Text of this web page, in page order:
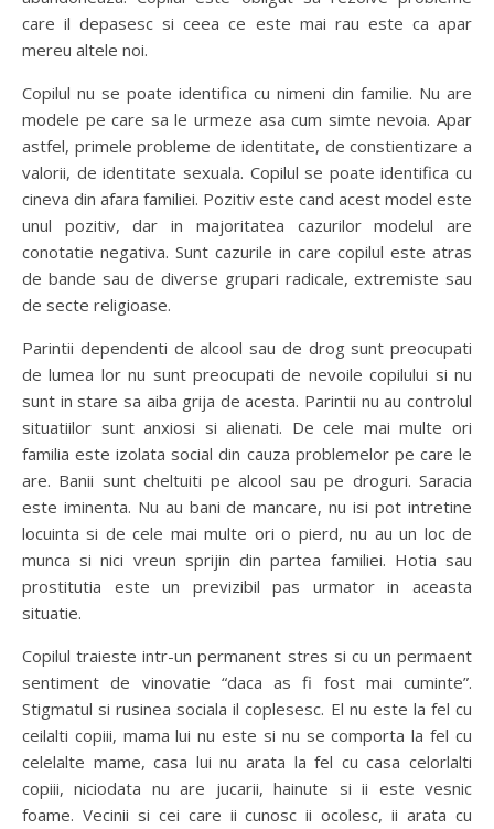
care il depasesc si ceea ce este mai rau este ca apar
mereu altele noi.
Copilul nu se poate identifica cu nimeni din familie. Nu are
modele pe care sa le urmeze asa cum simte nevoia. Apar
astfel, primele probleme de identitate, de constientizare a
valorii, de identitate sexuala. Copilul se poate identifica cu
cineva din afara familiei. Pozitiv este cand acest model este
unul pozitiv, dar in majoritatea cazurilor modelul are
conotatie negativa. Sunt cazurile in care copilul este atras
de bande sau de diverse grupari radicale, extremiste sau
de secte religioase.
Parintii dependenti de alcool sau de drog sunt preocupati
de lumea lor nu sunt preocupati de nevoile copilului si nu
sunt in stare sa aiba grija de acesta. Parintii nu au controlul
situatiilor sunt anxiosi si alienati. De cele mai multe ori
familia este izolata social din cauza problemelor pe care le
are. Banii sunt cheltuiti pe alcool sau pe droguri. Saracia
este iminenta. Nu au bani de mancare, nu isi pot intretine
locuinta si de cele mai multe ori o pierd, nu au un loc de
munca si nici vreun sprijin din partea familiei. Hotia sau
prostitutia este un previzibil pas urmator in aceasta
situatie.
Copilul traieste intr-un permanent stres si cu un permaent
sentiment de vinovatie “daca as fi fost mai cuminte”.
Stigmatul si rusinea sociala il coplesesc. El nu este la fel cu
ceilalti copiii, mama lui nu este si nu se comporta la fel cu
celelalte mame, casa lui nu arata la fel cu casa celorlalti
copiii, niciodata nu are jucarii, hainute si ii este vesnic
foame. Vecinii si cei care ii cunosc ii ocolesc, ii arata cu